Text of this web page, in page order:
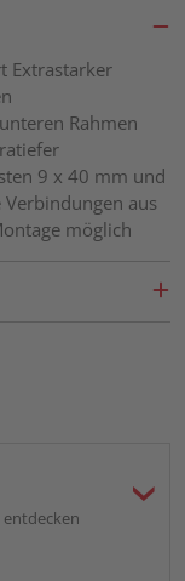
Extrastarker
Rahmen
9 x 40 mm und
aus
möglich